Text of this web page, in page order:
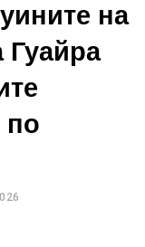
на
Гуайра
по